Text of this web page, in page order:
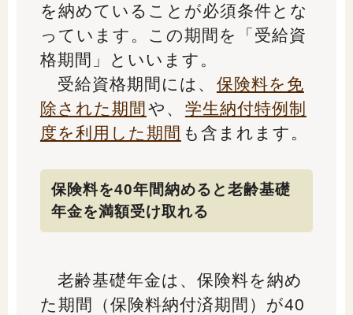
を納めていることが必須条件とな
っています。この期間を「受給資
格期間」といいます。
受給資格期間には、 保険料を免
除された期間 や、 学生納付特例制
度を利用した期間 も含まれます。
保険料を40年間納めると老齢基礎
年金を満額受け取れる
老齢基礎年金は、保険料を納め
た期間（保険料納付済期間）が40